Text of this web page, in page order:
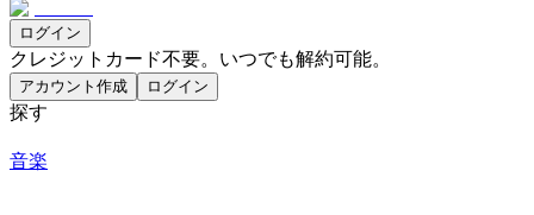
ログイン
クレジットカード不要。いつでも解約可能。
アカウント作成 ログイン
探す
音楽